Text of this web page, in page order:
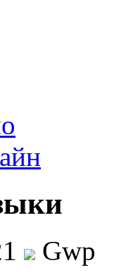
Gwp